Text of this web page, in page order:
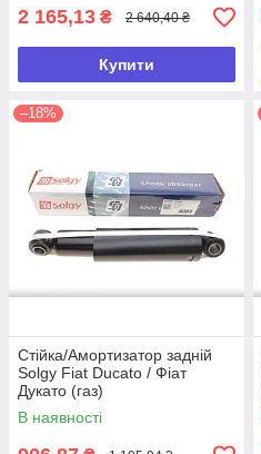
2 165,13 ₴ 2 640,40 ₴
Купити
–18%
Стійка/Амортизатор задній
Solgy Fiat Ducato / Фіат
Дукато (газ)
В наявності